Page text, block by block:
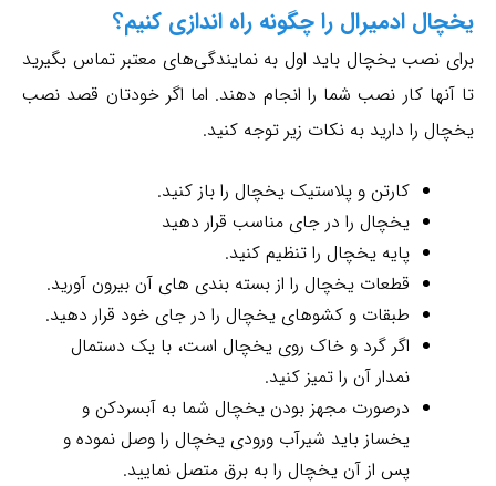
یخچال ادمیرال را چگونه راه اندازی کنیم؟
برای نصب یخچال باید اول به نمایندگی‌های معتبر تماس بگیرید
تا آنها کار نصب شما را انجام دهند. اما اگر خودتان قصد نصب
یخچال را دارید به نکات زیر توجه کنید.
کارتن و پلاستیک یخچال را باز کنید.
یخچال را در جای مناسب قرار دهید
پایه یخچال را تنظیم کنید.
قطعات یخچال را از بسته بندی های آن بیرون آورید.
طبقات و کشوهای یخچال را در جای خود قرار دهید.
اگر گرد و خاک روی یخچال است، با یک دستمال
نمدار آن را تمیز کنید.
درصورت مجهز بودن یخچال شما به آبسردکن و
یخساز باید شیرآب ورودی یخچال را وصل نموده و
پس از آن یخچال را به برق متصل نمایید.